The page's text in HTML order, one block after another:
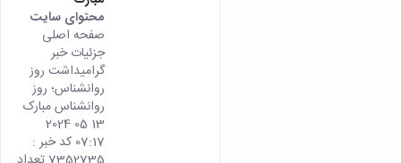
محتوای سایت
صفحه اصلی
جزئیات خبر
گرامیداشت روز
روانشناس؛ روز
روانشناس مبارک
13 05 2024
07:17 کد خبر :